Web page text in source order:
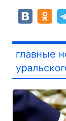
главные